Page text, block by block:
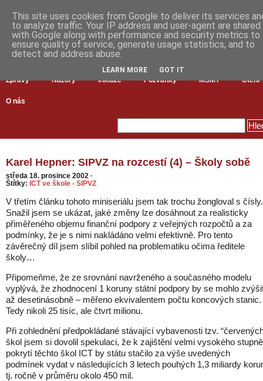
Zprávy Názory Inkluze Pozvánky MŠMT Čtení
O nás
Karel Hepner: SIPVZ na rozcestí (4) – Školy sobě
středa 18. prosince 2002 ·
Štítky: ICT ve škole - SIPVZ
V třetím článku tohoto miniseriálu jsem tak trochu žongloval s čísly.
Snažil jsem se ukázat, jaké změny lze dosáhnout za realisticky
přiměřeného objemu finanční podpory z veřejných rozpočtů a za
podmínky, že je s nimi nakládáno velmi efektivně. Pro tento
závěrečný díl jsem slíbil pohled na problematiku očima ředitele
školy…
Připomeňme, že ze srovnání navrženého a současného modelu
vyplývá, že zhodnocení 1 koruny státní podpory by se mohlo
až desetinásobně – měřeno ekvivalentem počtu koncových stanic.
Tedy nikoli 25 tisíc, ale čtvrt milionu.
Při zohlednění předpokládané stávající vybavenosti tzv.
škol jsem si dovolil spekulaci, že k zajištění velmi vysokého stupně
pokrytí těchto škol ICT by státu stačilo za výše uvedených
podmínek vydat v následujících 3 letech pouhých 1,3 miliardy
tj. ročně v průměru okolo 450 mil.
This site uses cookies from Google to deliver its services
to analyze traffic. Your IP address and user-agent are shared
with Google along with performance and security metrics to
ensure quality of service, generate usage statistics, and to
detect and address abuse.
LEARN MORE GOT IT